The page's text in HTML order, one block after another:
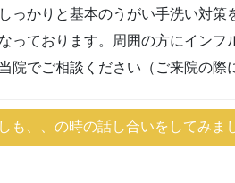
っかりと基本のうがい手洗い対
っております。周囲の方にイン
院でご相談ください（ご来院の際
も、、の時の話し合いをしてみま